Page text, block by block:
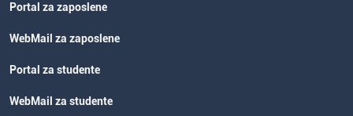
Portal za zaposlene
WebMail za zaposlene
Portal za studente
WebMail za studente